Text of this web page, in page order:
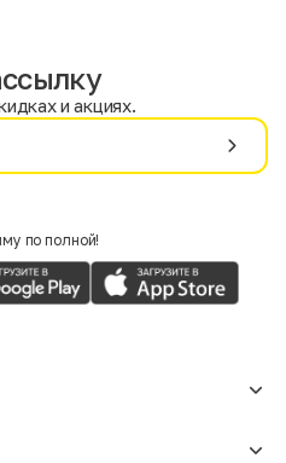
и акциях.
по полной!